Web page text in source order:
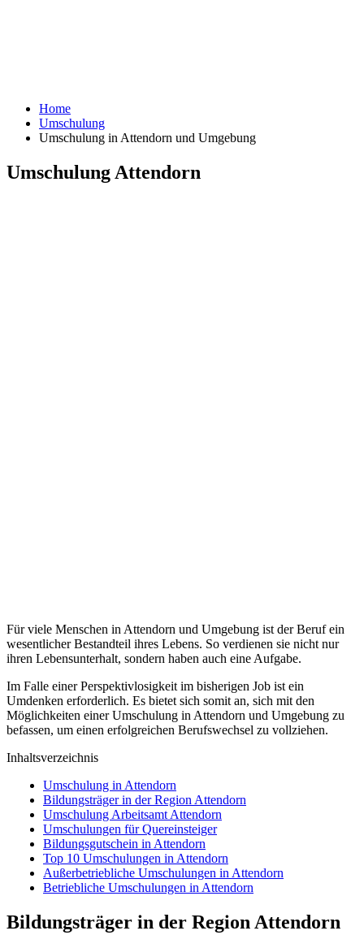
Home
Umschulung
Umschulung in Attendorn und Umgebung
Umschulung Attendorn
Für viele Menschen in Attendorn und Umgebung ist der Beruf ein
wesentlicher Bestandteil ihres Lebens. So verdienen sie nicht nur
ihren Lebensunterhalt, sondern haben auch eine Aufgabe.
Im Falle einer Perspektivlosigkeit im bisherigen Job ist ein
Umdenken erforderlich. Es bietet sich somit an, sich mit den
Möglichkeiten einer Umschulung in Attendorn und Umgebung zu
befassen, um einen erfolgreichen Berufswechsel zu vollziehen.
Inhaltsverzeichnis
Umschulung in Attendorn
Bildungsträger in der Region Attendorn
Umschulung Arbeitsamt Attendorn
Umschulungen für Quereinsteiger
Bildungsgutschein in Attendorn
Top 10 Umschulungen in Attendorn
Außerbetriebliche Umschulungen in Attendorn
Betriebliche Umschulungen in Attendorn
Bildungsträger in der Region Attendorn